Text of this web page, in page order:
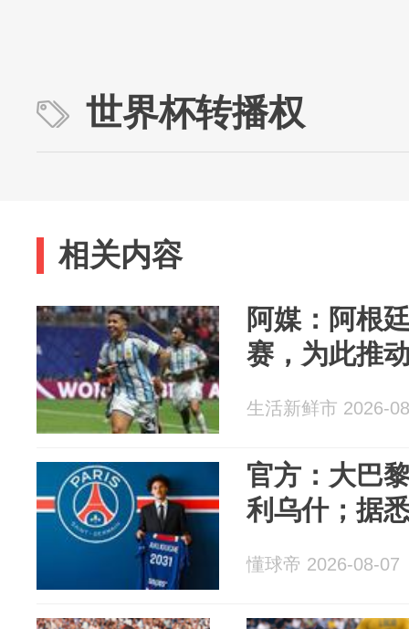
世界杯转播权
相关内容
阿媒：阿根
赛，为此推
生活新鲜市 2026-
官方：大巴
利乌什；据
懂球帝 2026-08-07